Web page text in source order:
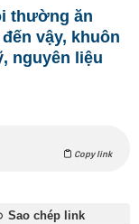
thường ăn
vậy, khuôn
nguyên liệu
Copy link
Sao chép link